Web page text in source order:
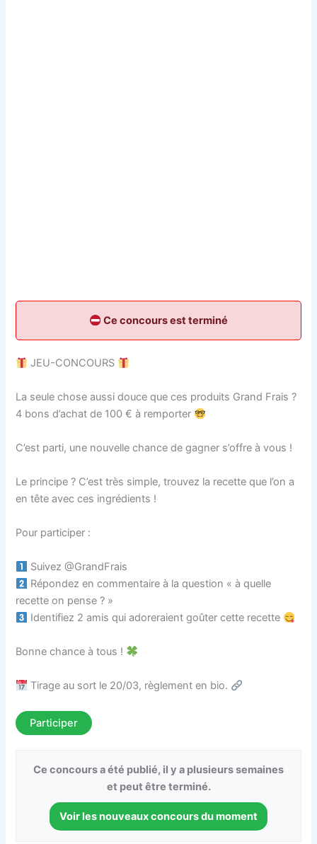
Ce concours est terminé
⁣⁣⁣⁣⁣⁣ JEU-CONCOURS ⁣⁣⁣⁣
La seule chose aussi douce que ces produits Grand Frais ?
4 bons d’achat de 100 € à remporter
⁣C’est parti, une nouvelle chance de gagner s’offre à vous !⁣⁣⁣⁣⁣⁣⁣⁣⁣⁣⁣
⁣Le principe ? C’est très simple, trouvez la recette que l’on a
en tête avec ces ingrédients !⁣⁣⁣⁣⁣⁣⁣
⁣Pour participer :⁣⁣⁣⁣⁣⁣⁣⁣⁣⁣⁣⁣⁣
Suivez @GrandFrais⁣⁣⁣⁣⁣⁣⁣⁣⁣⁣⁣⁣⁣⁣⁣
Répondez en commentaire à la question « à quelle
recette on pense ? »⁣⁣⁣⁣⁣⁣⁣⁣⁣⁣⁣⁣⁣
Identifiez 2 amis qui adoreraient goûter cette recette
⁣Bonne chance à tous !
Tirage au sort le 20/03, règlement en bio.
Participer
Ce concours a été publié, il y a plusieurs semaines
et peut être terminé.
Voir les nouveaux concours du moment